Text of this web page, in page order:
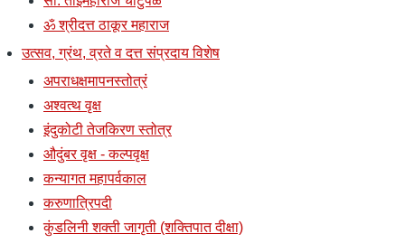
ॐ श्रीदत्त ठाकूर महाराज
उत्सव, ग्रंथ, व्रते व दत्त संप्रदाय विशेष
अपराधक्षमापनस्तोत्रं
अश्वत्थ वृक्ष
इंदुकोटी तेजकिरण स्तोत्र
औदुंबर वृक्ष - कल्पवृक्ष
कन्यागत महापर्वकाल
करुणात्रिपदी
कुंडलिनी शक्ती जागृती (शक्तिपात दीक्षा)